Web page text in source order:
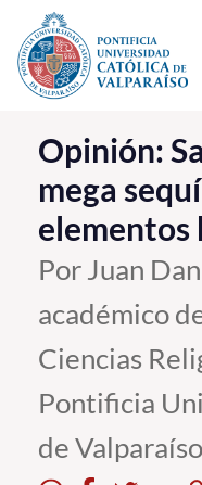
Click acá para ir
La Universidad
Investigación,
PUCV Internacional
Vinculación con el
Admisión
Formación Continua
Opinión:
mega
elementos
Por Juan
académico
Ciencias
Pontificia
de Valparaíso